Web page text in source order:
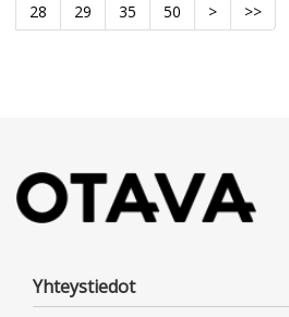
28
29 35 50 > >>
Yhteystiedot